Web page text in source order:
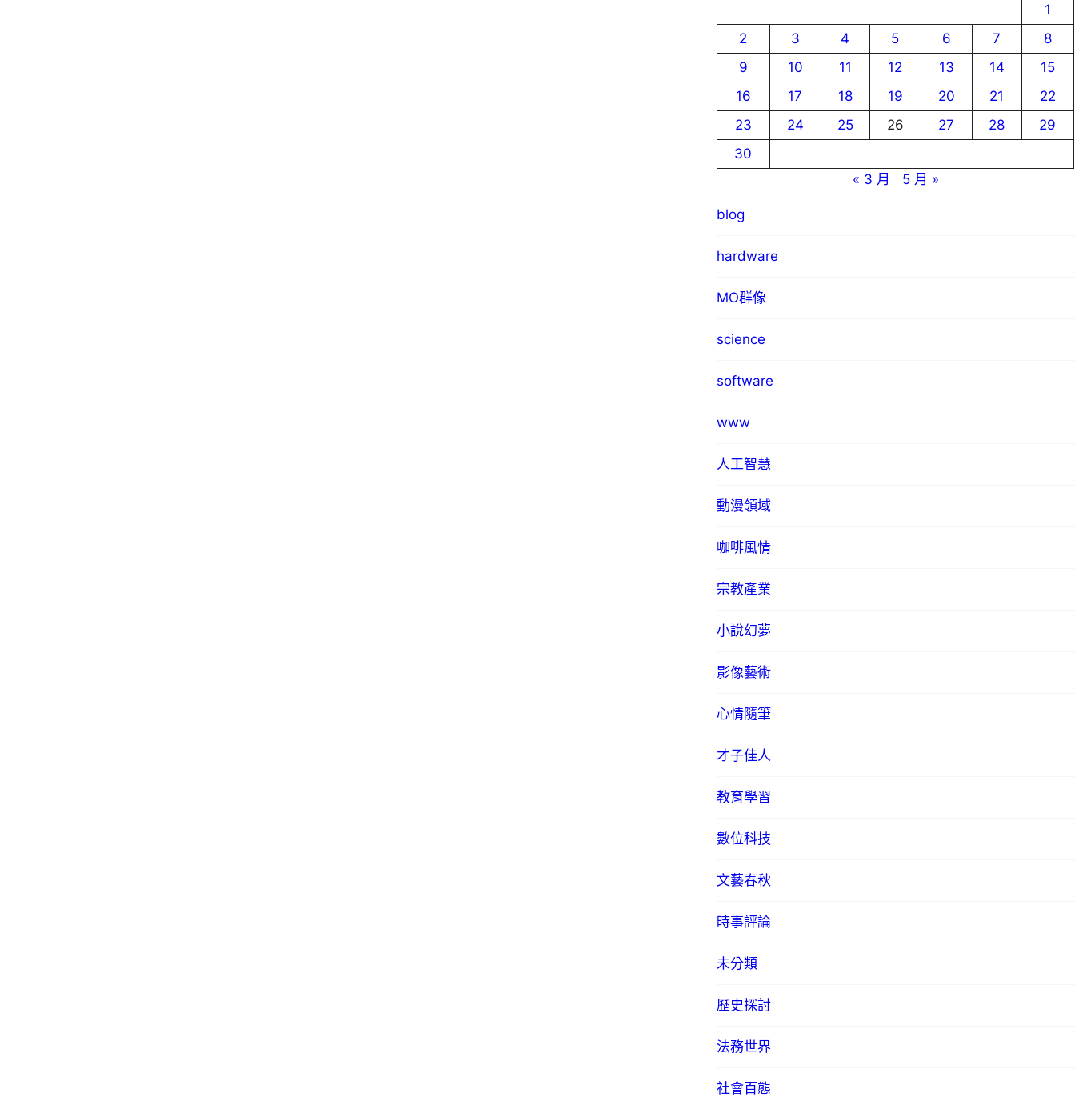
1
2
3 4 5 6 7
8
9
10 11 12 13 14
15
16
17 18 19 20 21
22
23
24 25 26 27 28
29
30
« 3 月
5 月 »
blog
hardware
MO群像
science
software
www
人工智慧
動漫領域
咖啡風情
宗教產業
小說幻夢
影像藝術
心情隨筆
才子佳人
教育學習
數位科技
文藝春秋
時事評論
未分類
歷史探討
法務世界
社會百態